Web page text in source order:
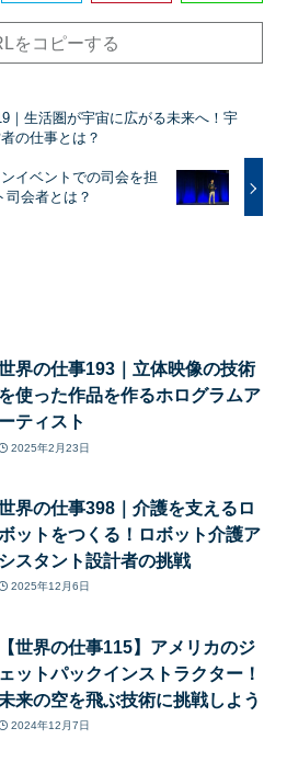
をコピーする
｜生活圏が宇宙に広がる未来へ！宇
の仕事とは？
イベントでの司会を担
司会者とは？
界の仕事193｜立体映像の技術
を使った作品を作るホログラムア
ーティスト
2025年2月23日
界の仕事398｜介護を支えるロ
ットをつくる！ロボット介護ア
シスタント設計者の挑戦
2025年12月6日
【世界の仕事115】アメリカのジ
ェットパックインストラクター！
来の空を飛ぶ技術に挑戦しよう
2024年12月7日